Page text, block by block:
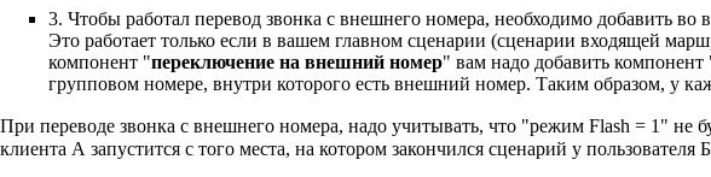
3. Чтобы работал перевод звонка с внешнего номера, необходимо добавить
Это работает только если в вашем главном сценарии (сценарии входящей
компонент "переключение на внешний номер" вам надо добавить компонент
групповом номере, внутри которого есть внешний номер. Таким образом, у
При переводе звонка с внешнего номера, надо учитывать, что "режим Flash = 1" не
клиента А запустится с того места, на котором закончился сценарий у